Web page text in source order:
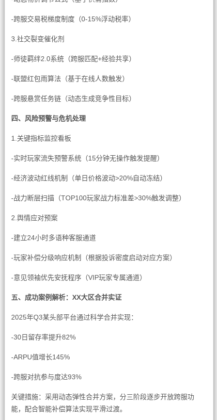
-跨服交易税梯度制度（0-15%浮动税率）
3.社交裂变催化剂
-师徒羁绊2.0系统（跨服匹配+经验共享）
-联盟红包雨算法（基于在线人数触发）
-跨服悬赏任务链（动态生成竞争性目标）
四、风险预警与危机处理
1.关键指标监控看板
-实时玩家流失预警系统（15分钟无操作触发提醒）
-经济波动红线机制（单日价格波动>20%自动冻结）
-战力断层扫描（TOP100玩家战力标准差>30%触发调整）
2.舆情应对预案
-建立24小时多语种客服通道
-玩家补偿分级响应机制（根据投诉密度启动对应方案）
-意见领袖优先安抚程序（VIP玩家专属通道）
五、成功案例解析：XX大区合并实证
2025年Q3某头部平台通过科学合并实现：
-30日留存率提升82%
-ARPU值增长145%
-跨服对抗参与度达93%
关键措施：采用动态弹性合并方案，分三阶段逐步开放跨服功
能，配合智能补偿算法实现平滑过渡。